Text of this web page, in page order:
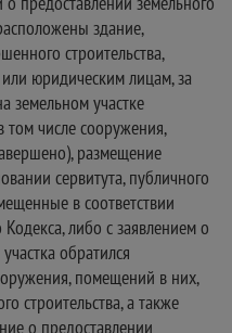
здание,
строительства,
юридическим лицам, за
земельном участке
числе сооружения,
размещение
сервитута, публичного
в соответствии
либо с заявлением о
обратился
помещений в них,
строительства, а также
о предоставлении